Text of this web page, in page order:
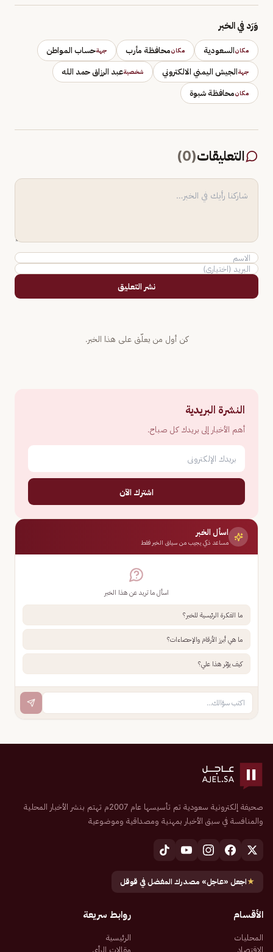
وَرَد في الخبر
مكانالسعودية مكانمحافظة مأرب جهةحساب المواطن
جهةالجيش اليمني الالكتروني شخصيةعبد الرزاق حمد الله
مكانمحافظة شبوة
التعليقات(
0
)
نشر التعليق
كن أول من يعلّق على هذا الخبر.
النشرة البريدية
أهم الأخبار إلى بريدك كل صباح.
اشترك الآن
اسأل الخبر
مساعد ذكي يجيب من سياق الخبر فقط
اسأل ما تريد عن هذا الخبر
ما الفكرة الرئيسية للخبر؟
ما هي أبرز الأرقام والإحصاءات؟
كيف يؤثر هذا علي؟
صحيفة إلكترونية سعودية تم تأسيسها عام 2007م تهتم بنشر الأخبار المحلية
والمنافسة في سبق الأخبار بمهنية ومصداقية وموضوعية
★اجعل «عاجل» مصدرك المفضل في قوقل
الأقسام
المحليات
الاقتصاد
روابط سريعة
الرئيسية
مقالات الرأي